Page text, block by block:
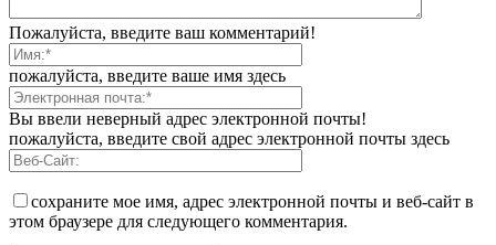
Пожалуйста, введите ваш комментарий!
пожалуйста, введите ваше имя здесь
Вы ввели неверный адрес электронной почты!
пожалуйста, введите свой адрес электронной почты здесь
сохраните мое имя, адрес электронной почты и веб-сайт в
этом браузере для следующего комментария.